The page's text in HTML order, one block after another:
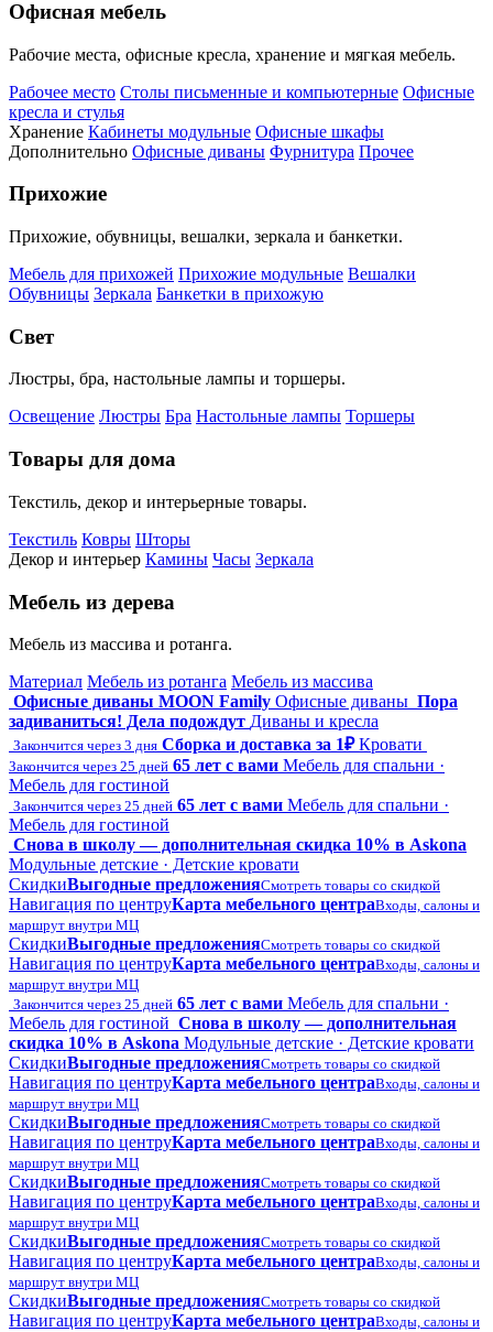
Офисная мебель
Рабочие места, офисные кресла, хранение и мягкая мебель.
Рабочее место Столы письменные и компьютерные Офисные
кресла и стулья
Хранение Кабинеты модульные Офисные шкафы
Дополнительно Офисные диваны Фурнитура Прочее
Прихожие
Прихожие, обувницы, вешалки, зеркала и банкетки.
Мебель для прихожей Прихожие модульные Вешалки
Обувницы Зеркала Банкетки в прихожую
Свет
Люстры, бра, настольные лампы и торшеры.
Освещение Люстры Бра Настольные лампы Торшеры
Товары для дома
Текстиль, декор и интерьерные товары.
Текстиль Ковры Шторы
Декор и интерьер Камины Часы Зеркала
Мебель из дерева
Мебель из массива и ротанга.
Материал Мебель из ротанга Мебель из массива
Офисные диваны MOON Family Офисные диваны Пора
задиваниться! Дела подождут Диваны и кресла
Закончится через 3 дня Сборка и доставка за 1₽ Кровати
Закончится через 25 дней 65 лет с вами Мебель для спальни ·
Мебель для гостиной
Закончится через 25 дней 65 лет с вами Мебель для спальни ·
Мебель для гостиной
Снова в школу — дополнительная скидка 10% в Askona
Модульные детские · Детские кровати
СкидкиВыгодные предложенияСмотреть товары со скидкой
Навигация по центруКарта мебельного центраВходы, салоны и
маршрут внутри МЦ
СкидкиВыгодные предложенияСмотреть товары со скидкой
Навигация по центруКарта мебельного центраВходы, салоны и
маршрут внутри МЦ
Закончится через 25 дней 65 лет с вами Мебель для спальни ·
Мебель для гостиной Снова в школу — дополнительная
скидка 10% в Askona Модульные детские · Детские кровати
СкидкиВыгодные предложенияСмотреть товары со скидкой
Навигация по центруКарта мебельного центраВходы, салоны и
маршрут внутри МЦ
СкидкиВыгодные предложенияСмотреть товары со скидкой
Навигация по центруКарта мебельного центраВходы, салоны и
маршрут внутри МЦ
СкидкиВыгодные предложенияСмотреть товары со скидкой
Навигация по центруКарта мебельного центраВходы, салоны и
маршрут внутри МЦ
СкидкиВыгодные предложенияСмотреть товары со скидкой
Навигация по центруКарта мебельного центраВходы, салоны и
маршрут внутри МЦ
СкидкиВыгодные предложенияСмотреть товары со скидкой
Навигация по центруКарта мебельного центраВходы, салоны и